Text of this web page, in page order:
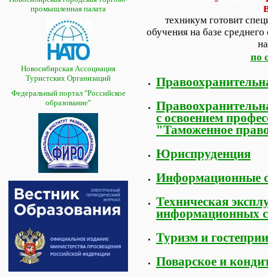
промышленная палата
Новосибирская Ассоциация
Туристских Организаций
Федеральный портал "Российское
образование"
техникум готовит
обучения на базе
по
с освоением
"Таможенное
Юриспруденция
Информационные
Техническая
информационных
Туризм и
Поварское и